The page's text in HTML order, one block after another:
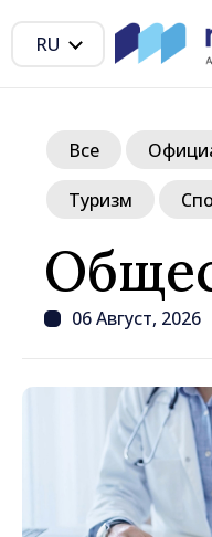
RU
06 Август, 2026
Все
Туризм